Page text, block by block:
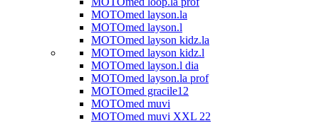
MOTOmed layson.la
MOTOmed layson.l
MOTOmed layson kidz.la
MOTOmed layson kidz.l
MOTOmed layson.l dia
MOTOmed layson.la prof
MOTOmed gracile12
MOTOmed muvi
MOTOmed muvi XXL 22